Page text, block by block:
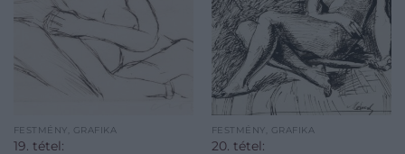
FESTMÉNY, GRAFIKA
19. tétel:
FESTMÉNY, GRAFIKA
20. tétel: